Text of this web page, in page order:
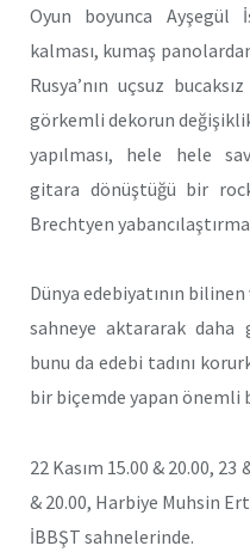
Oyun boyunca Ayşegül
kalması, kumaş
Rusya’nın uçsuz
görkemli dekorun
yapılması, hele hele
gitara dönüştüğü bir
Brechtyen
Dünya edebiyatının
sahneye aktararak
bunu da edebi tadını
bir biçemde yapan önemli
22 Kasım 15.00 & 20.00, 23
& 20.00, Harbiye Muhsin
İBBŞT sahnelerinde.